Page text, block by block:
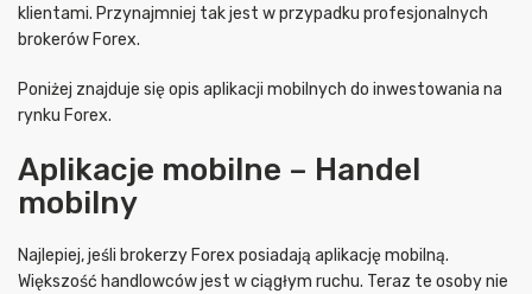
klientami. Przynajmniej tak jest w przypadku profesjonalnych
brokerów Forex.
Poniżej znajduje się opis aplikacji mobilnych do inwestowania na
rynku Forex.
Aplikacje mobilne – Handel
mobilny
Najlepiej, jeśli brokerzy Forex posiadają aplikację mobilną.
Większość handlowców jest w ciągłym ruchu. Teraz te osoby nie